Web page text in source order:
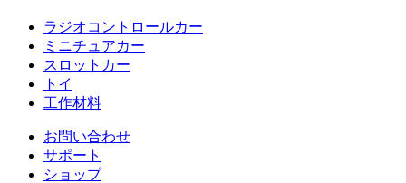
ラジオコントロールカー
ミニチュアカー
スロットカー
トイ
工作材料
お問い合わせ
サポート
ショップ